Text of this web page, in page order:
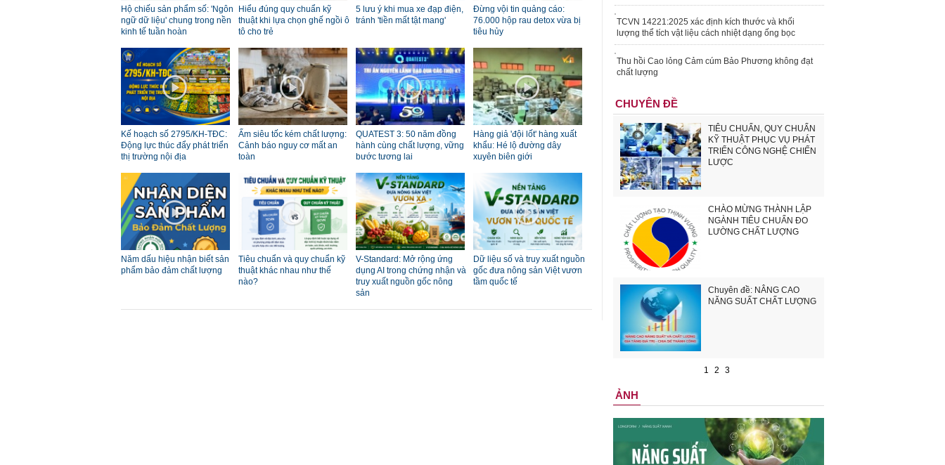
Hộ chiếu sản phẩm số: 'Ngôn
ngữ dữ liệu' chung trong nền
kinh tế tuần hoàn
Hiểu đúng quy chuẩn kỹ
thuật khi lựa chọn ghế ngồi ô
tô cho trẻ
5 lưu ý khi mua xe đạp điện,
tránh 'tiền mất tật mang'
Đừng vội tin quảng cáo:
76.000 hộp rau detox vừa bị
tiêu hủy
Kế hoạch số 2795/KH-TĐC:
Động lực thúc đẩy phát triển
thị trường nội địa
Ấm siêu tốc kém chất lượng:
Cảnh báo nguy cơ mất an
toàn
QUATEST 3: 50 năm đồng
hành cùng chất lượng, vững
bước tương lai
Hàng giả 'đội lốt' hàng xuất
khẩu: Hé lộ đường dây
xuyên biên giới
Năm dấu hiệu nhận biết sản
phẩm bảo đảm chất lượng
Tiêu chuẩn và quy chuẩn kỹ
thuật khác nhau như thế
nào?
V-Standard: Mở rộng ứng
dụng AI trong chứng nhận và
truy xuất nguồn gốc nông
sản
Dữ liệu số và truy xuất nguồn
gốc đưa nông sản Việt vươn
tầm quốc tế
TCVN 14221:2025 xác định kích thước và khối
lượng thể tích vật liệu cách nhiệt dạng ống bọc
Thu hồi Cao lỏng Cảm cúm Bảo Phương không đạt
chất lượng
CHUYÊN ĐỀ
TIÊU CHUẨN, QUY CHUẨN
KỸ THUẬT PHỤC VỤ PHÁT
TRIỂN CÔNG NGHỆ CHIẾN
LƯỢC
CHÀO MỪNG THÀNH LẬP
NGÀNH TIÊU CHUẨN ĐO
LƯỜNG CHẤT LƯỢNG
Chuyên đề: NÂNG CAO
NĂNG SUẤT CHẤT LƯỢNG
1 2 3
ẢNH